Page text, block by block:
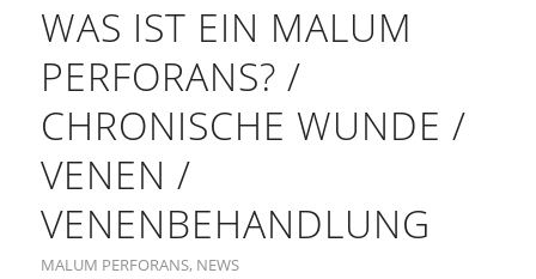
WAS IST EIN MALUM
PERFORANS? /
CHRONISCHE WUNDE /
VENEN /
VENENBEHANDLUNG
MALUM PERFORANS, NEWS